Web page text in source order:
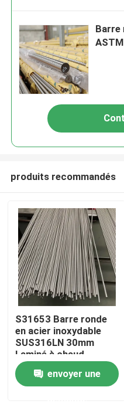
Maison
Produits
Barre
produits recommandés
S31653 Barre ronde
en acier inoxydable
SUS316LN 30mm
Laminé à chaud
Laminé à froid Coupe
de précision brillante
envoyer une